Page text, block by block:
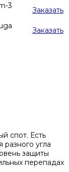
3
Заказать
Заказать
спот. Есть
угла
защиты
перепадах